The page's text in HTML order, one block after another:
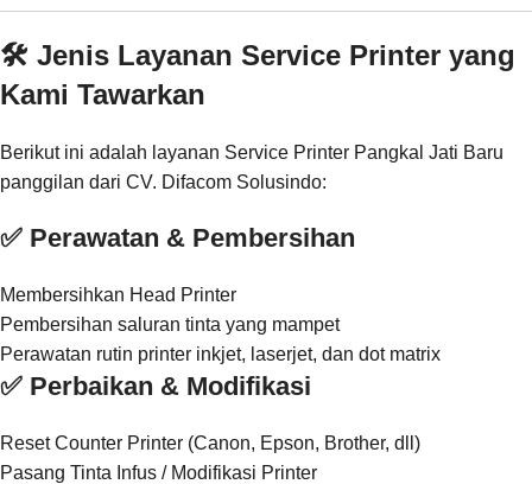
🛠️ Jenis Layanan Service Printer yang
Kami Tawarkan
Berikut ini adalah layanan Service Printer Pangkal Jati Baru
panggilan dari CV. Difacom Solusindo:
✅ Perawatan & Pembersihan
Membersihkan Head Printer
Pembersihan saluran tinta yang mampet
Perawatan rutin printer inkjet, laserjet, dan dot matrix
✅ Perbaikan & Modifikasi
Reset Counter Printer (Canon, Epson, Brother, dll)
Pasang Tinta Infus / Modifikasi Printer